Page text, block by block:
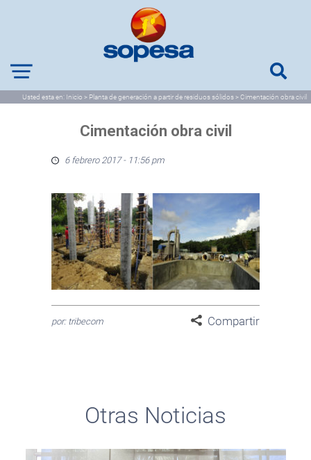
Usted esta en: Inicio > Planta de generación a partir de residuos sólidos> Cimentación obra civil
Cimentación obra civil
6 febrero 2017 - 11:56 pm
por: tribecom Compartir
Otras Noticias